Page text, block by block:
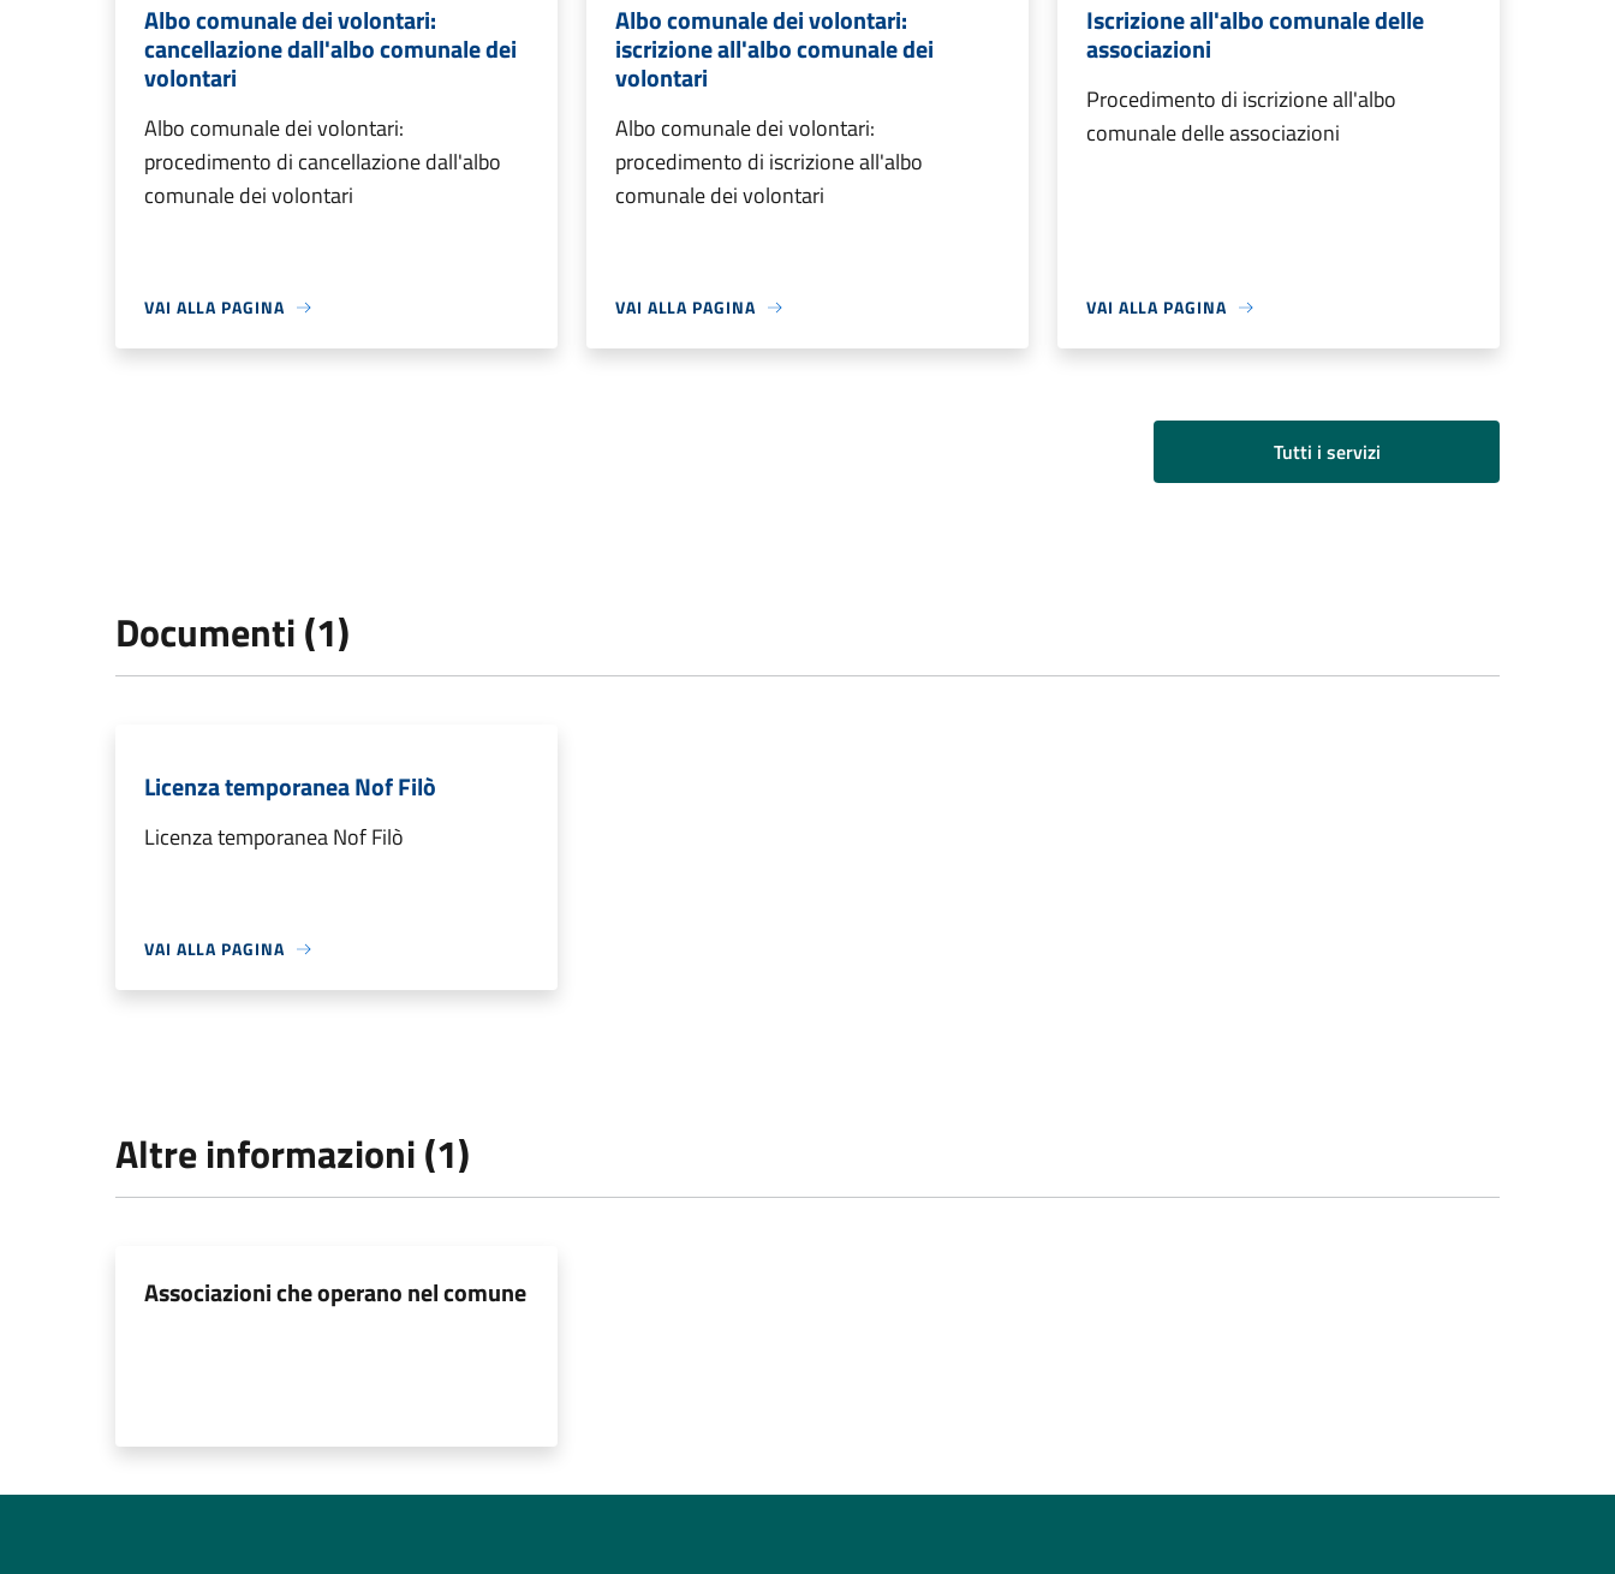
Albo comunale dei volontari:
cancellazione dall'albo comunale dei
volontari
Albo comunale dei volontari:
procedimento di cancellazione dall'albo
comunale dei volontari
VAI ALLA PAGINA
Albo comunale dei volontari:
iscrizione all'albo comunale dei
volontari
Albo comunale dei volontari:
procedimento di iscrizione all'albo
comunale dei volontari
VAI ALLA PAGINA
Iscrizione all'albo comunale delle
associazioni
Procedimento di iscrizione all'albo
comunale delle associazioni
VAI ALLA PAGINA
Tutti i servizi
Documenti (1)
Licenza temporanea Nof Filò
Licenza temporanea Nof Filò
VAI ALLA PAGINA
Altre informazioni (1)
Associazioni che operano nel comune